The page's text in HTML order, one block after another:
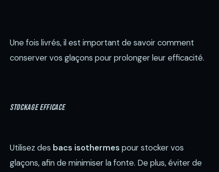
Une fois livrés, il est important de savoir comment
conserver vos glaçons pour prolonger leur efficacité.
Stockage efficace
Utilisez des bacs isothermes pour stocker vos
glaçons, afin de minimiser la fonte. De plus, éviter de